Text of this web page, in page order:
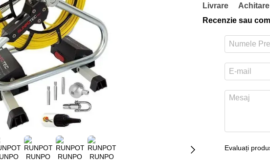
Livrare Achitare
Recenzie sau
Evaluați